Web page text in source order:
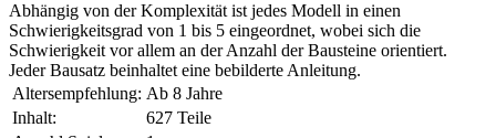
Abhängig von der Komplexität ist jedes Modell in einen
Schwierigkeitsgrad von 1 bis 5 eingeordnet, wobei sich die
Schwierigkeit vor allem an der Anzahl der Bausteine orientiert.
Jeder Bausatz beinhaltet eine bebilderte Anleitung.
Altersempfehlung: Ab 8 Jahre
Inhalt:
627 Teile